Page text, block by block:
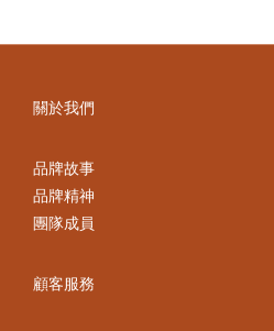
關於我們
品牌故事
品牌精神
團隊成員
顧客服務